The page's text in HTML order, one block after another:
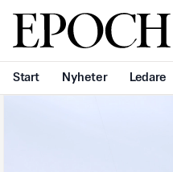
Svenska
Start Nyheter Ledare